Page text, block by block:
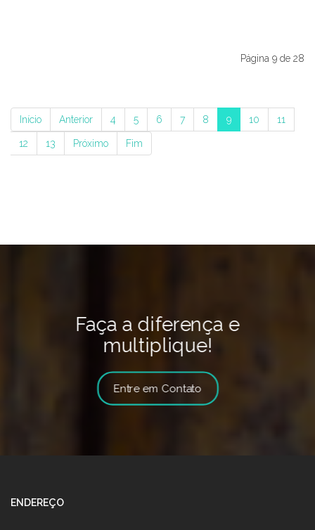
Página 9 de 28
Início Anterior 4 5 6 7 8 9 10 11
12 13 Próximo Fim
Faça a diferença e
multiplique!
Entre em Contato
ENDEREÇO